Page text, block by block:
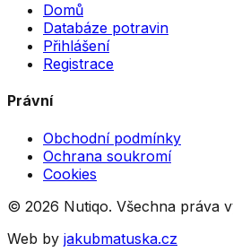
Domů
Databáze potravin
Přihlášení
Registrace
Právní
Obchodní podmínky
Ochrana soukromí
Cookies
© 2026 Nutiqo. Všechna práva
Web by jakubmatuska.cz